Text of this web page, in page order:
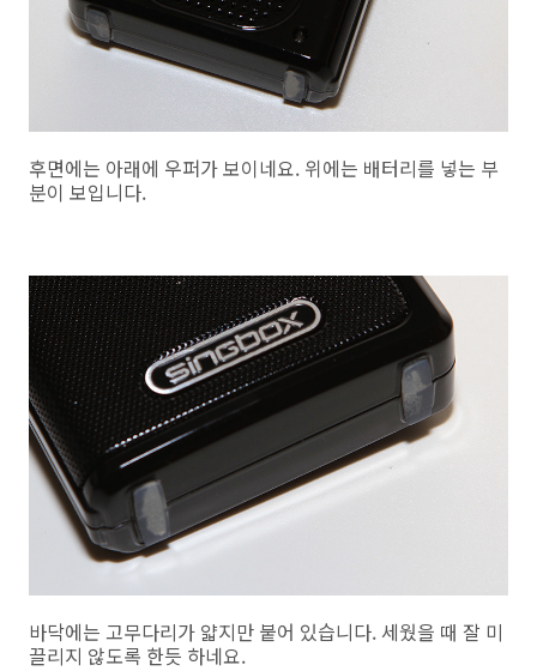
후면에는 아래에 우퍼가 보이네요. 위에는 배터리를 넣는 부
분이 보입니다.
바닥에는 고무다리가 얇지만 붙어 있습니다. 세웠을 때 잘 미
끌리지 않도록 한듯 하네요.